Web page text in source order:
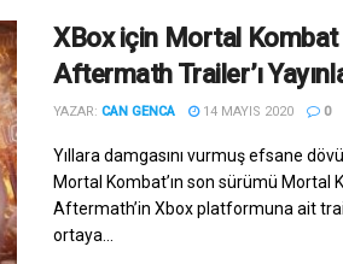
XBox için Mortal Kombat
Aftermath Trailer’ı
YAZAR: CAN GENCA 14 MAYIS 2020 0
Yıllara damgasını vurmuş efsane
Mortal Kombat’ın son sürümü Mortal
Aftermath’in Xbox platformuna ait
ortaya...